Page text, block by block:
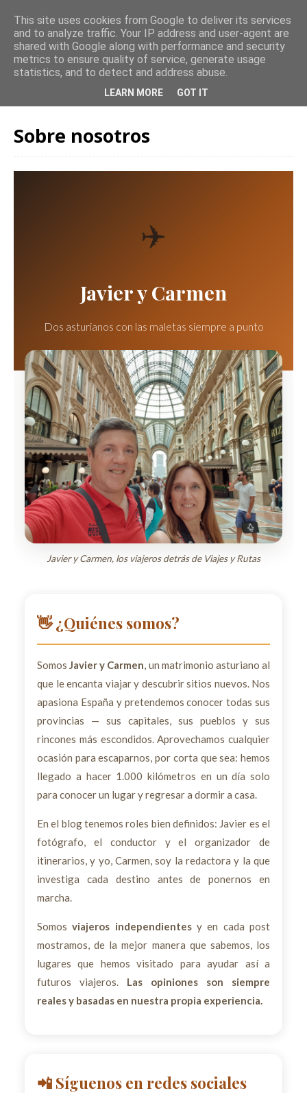
Sobre nosotros
✈️
Javier y Carmen
Dos asturianos con las maletas siempre a punto
Javier y Carmen, los viajeros detrás de Viajes y Rutas
👋 ¿Quiénes somos?
Somos Javier y Carmen , un matrimonio asturiano al
que le encanta viajar y descubrir sitios nuevos. Nos
apasiona España y pretendemos conocer todas sus
provincias — sus capitales, sus pueblos y sus
rincones más escondidos. Aprovechamos cualquier
ocasión para escaparnos, por corta que sea: hemos
llegado a hacer 1.000 kilómetros en un día solo
para conocer un lugar y regresar a dormir a casa.
En el blog tenemos roles bien definidos: Javier es el
fotógrafo, el conductor y el organizador de
itinerarios, y yo, Carmen, soy la redactora y la que
investiga cada destino antes de ponernos en
marcha.
Somosviajeros independientesy en cada post
mostramos, de la mejor manera que sabemos, los
lugares que hemos visitado para ayudar así a
futuros viajeros. Las opiniones son siempre
reales y basadas en nuestra propia experiencia.
📲 Síguenos en redes sociales
This site uses cookies from Google to deliver its services
and to analyze traffic. Your IP address and user-agent are
shared with Google along with performance and security
metrics to ensure quality of service, generate usage
statistics, and to detect and address abuse.
LEARN MORE GOT IT